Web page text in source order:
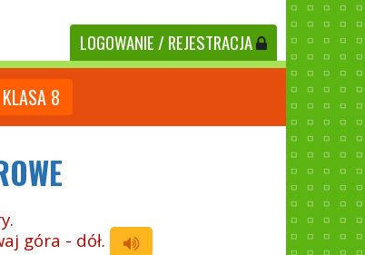
LOGOWANIE / REJESTRACJA
KLASA 8
góra - dół.